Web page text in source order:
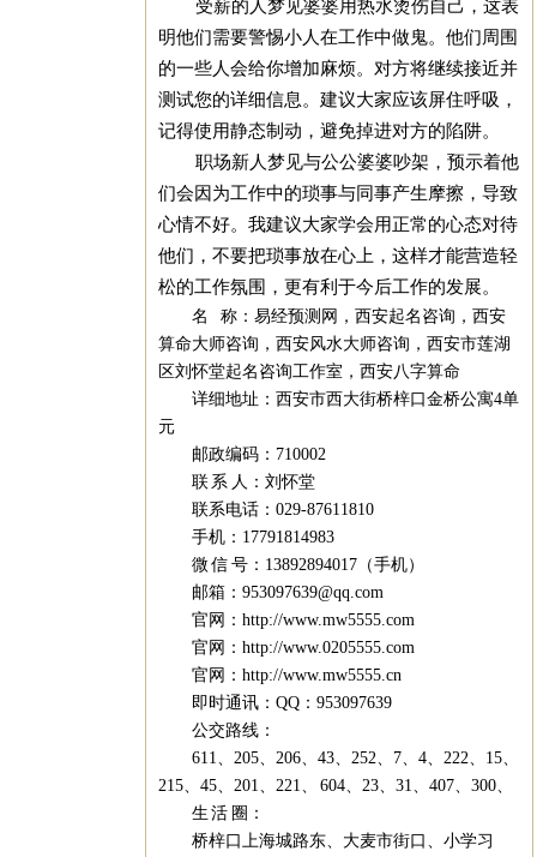
受薪的人梦见婆婆用热水烫伤自己，这表
明他们需要警惕小人在工作中做鬼。他们周围
的一些人会给你增加麻烦。对方将继续接近并
测试您的详细信息。建议大家应该屏住呼吸，
记得使用静态制动，避免掉进对方的陷阱。
职场新人梦见与公公婆婆吵架，预示着他
们会因为工作中的琐事与同事产生摩擦，导致
心情不好。我建议大家学会用正常的心态对待
他们，不要把琐事放在心上，这样才能营造轻
松的工作氛围，更有利于今后工作的发展。
名 称： 易经预测网 ， 西安起名咨询 ， 西安
算命大师咨询 ， 西安风水大师咨询 ， 西安市莲湖
区刘怀堂起名咨询工作室 ， 西安八字算命
详细地址：西安市西大街桥梓口金桥公寓4单
元
邮政编码：710002
联 系 人：刘怀堂
联系电话：029-87611810
手机：17791814983
微 信 号：13892894017（手机）
邮箱： 953097639@qq.com
官网： http://www.mw5555.com
官网： http://www.0205555.com
官网： http://www.mw5555.cn
即时通讯：QQ：953097639
公交路线：
611、205、206、43、252、7、4、222、15、
215、45、201、221、 604、23、31、407、300、
生 活 圈：
桥梓口上海城路东、大麦市街口、小学习